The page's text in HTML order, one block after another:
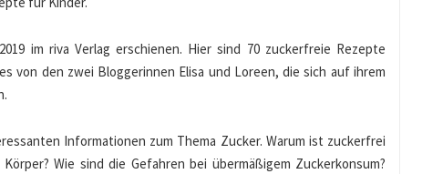
im riva Verlag erschienen. Hier sind 70 zuckerfreie Rezepte
von den zwei Bloggerinnen Elisa und Loreen, die sich auf ihrem
Informationen zum Thema Zucker. Warum ist zuckerfrei
Wie sind die Gefahren bei übermäßigem Zuckerkonsum?